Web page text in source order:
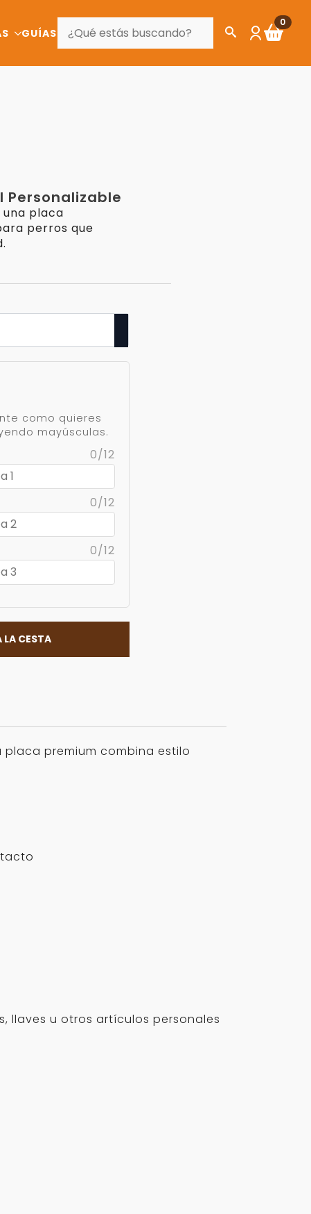
GUÍAS
0
Personalizable
una placa
perros que
como quieres
mayúsculas.
0/12
0/12
0/12
LA CESTA
placa premium combina estilo
llaves u otros artículos personales